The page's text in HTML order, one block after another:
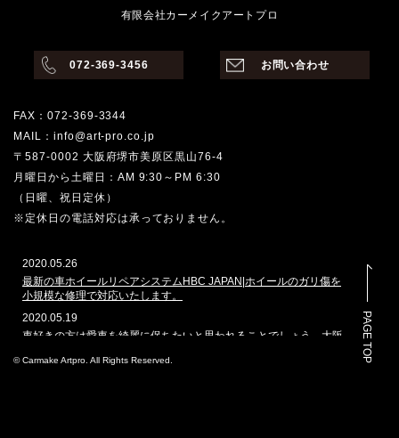
有限会社カーメイクアートプロ
072-369-3456 お問い合わせ
FAX：072-369-3344
MAIL：info@art-pro.co.jp
〒587-0002 大阪府堺市美原区黒山76-4
月曜日から土曜日：AM 9:30～PM 6:30
（日曜、祝日定休）
※定休日の電話対応は承っておりません。
2020.05.26
最新の車ホイールリペアシステムHBC JAPAN|ホイールのガリ傷を
小規模な修理で対応いたします。
2020.05.19
車好きの方は愛車を綺麗に保ちたいと思われることでしょう。大阪
ートプロは、ガラスコーティングや車磨きのプロショップとして、
PAGE TOP
© Carmake Artpro. All Rights Reserved.